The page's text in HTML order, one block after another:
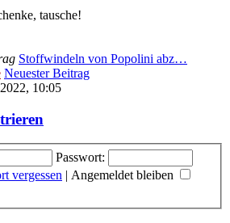
tausche!
Stoffwindeln von Popolini abz…
Neuester Beitrag
10:05
Passwort:
vergessen | Angemeldet bleiben